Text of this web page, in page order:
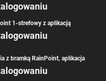
1-strefowy z aplikacją
z bramką RainPoint, aplikacja